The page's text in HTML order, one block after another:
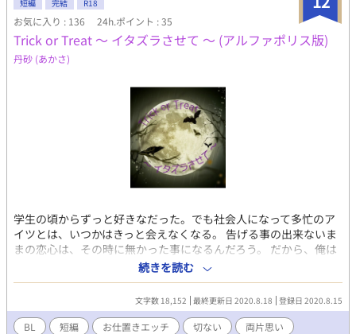
短編 完結 R18
お気に入り : 136 24h.ポイント : 35
Trick or Treat ～ イタズラさせて ～ (アルファポリス版)
丹砂 (あかさ)
学生の頃からずっと好きなだった。でも社会人になって多忙のア
イツとは、いつかはきっと会えなくなる。 告げる事の出来ないま
まの恋心は、その時に無かった事になるんだろう。 だから、俺は
この恋心に思い出を作る事にした。 赤の他人の振りをして。 ＊＊
＊＊＊＊＊＊＊＊＊＊＊＊＊＊＊＊＊＊ 時季外れですみません(;
´ω｀ก) fujossy の1万文字制限のBL短編小説コンテストに投稿し
た作品を大幅改稿したものです。 お仕置きエッチあり。若干の尿
道責めも。
続きを読む
文字数 18,152 最終更新日 2020.8.18 登録日 2020.8.15
BL 短編 お仕置きエッチ 切ない
両片思い